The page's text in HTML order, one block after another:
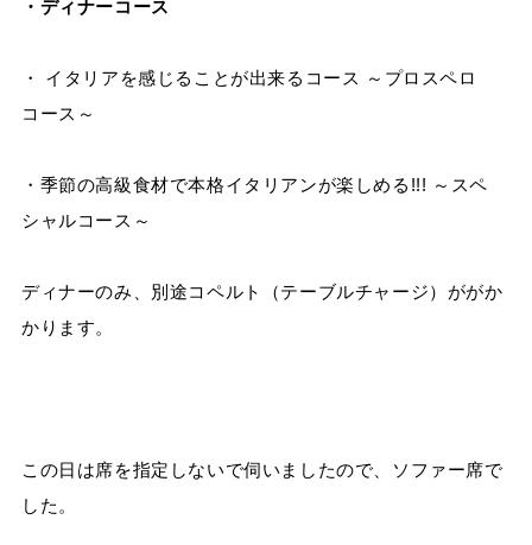
・ディナーコース
・ イタリアを感じることが出来るコース ～プロスペロ
コース～
・季節の高級食材で本格イタリアンが楽しめる!!! ～スペ
シャルコース～
ディナーのみ、別途コペルト（テーブルチャージ）ががか
かります。
この日は席を指定しないで伺いましたので、ソファー席で
した。